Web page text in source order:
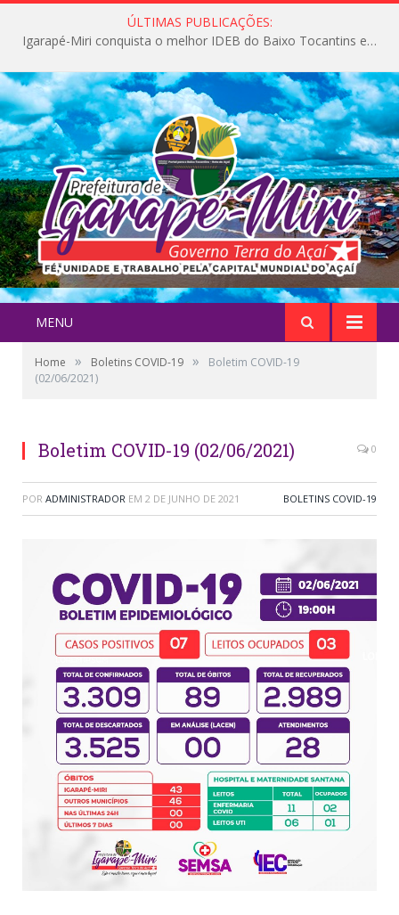
ÚLTIMAS PUBLICAÇÕES:
Igarapé-Miri conquista o melhor IDEB do Baixo Tocantins e avança na qualidade da educação pública
MENU
Home » Boletins COVID-19 »
Boletim COVID-19
(02/06/2021)
Boletim COVID-19 (02/06/2021) 0
POR ADMINISTRADOR EM 2 DE JUNHO DE 2021 BOLETINS COVID-19